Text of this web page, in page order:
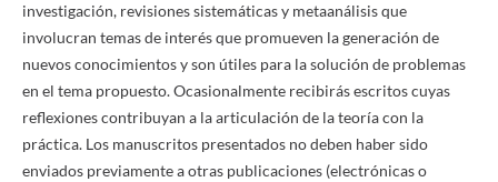
investigación, revisiones sistemáticas y metaanálisis que
involucran temas de interés que promueven la generación de
nuevos conocimientos y son útiles para la solución de problemas
en el tema propuesto. Ocasionalmente recibirás escritos cuyas
reflexiones contribuyan a la articulación de la teoría con la
práctica. Los manuscritos presentados no deben haber sido
enviados previamente a otras publicaciones (electrónicas o